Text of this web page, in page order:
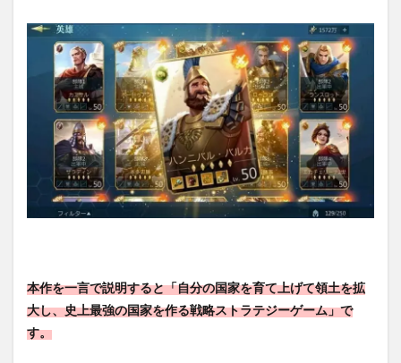
世界
中の
英雄
と国
家を
作ろ
う！
1.2
初心
者で
も楽
しめ
ム！
1.3
本作を一言で説明すると「自分の国家を育て上げて領土を拡
大し、史上最強の国家を作る戦略ストラテジーゲーム」で
す。